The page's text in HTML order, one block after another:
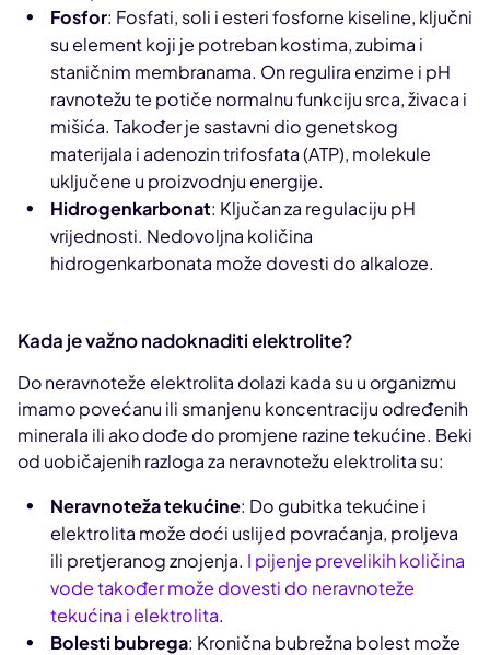
Fosfor: Fosfati, soli i esteri fosforne kiseline, ključni
su element koji je potreban kostima, zubima i
staničnim membranama. On regulira enzime i pH
ravnotežu te potiče normalnu funkciju srca, živaca i
mišića. Također je sastavni dio genetskog
materijala i adenozin trifosfata (ATP), molekule
uključene u proizvodnju energije.
Hidrogenkarbonat: Ključan za regulaciju pH
vrijednosti. Nedovoljna količina
hidrogenkarbonata može dovesti do alkaloze.
Kada je važno nadoknaditi elektrolite?
Do neravnoteže elektrolita dolazi kada su u organizmu
imamo povećanu ili smanjenu koncentraciju određenih
minerala ili ako dođe do promjene razine tekućine. Beki
od uobičajenih razloga za neravnotežu elektrolita su:
Neravnoteža tekućine: Do gubitka tekućine i
elektrolita može doći uslijed povraćanja, proljeva
ili pretjeranog znojenja. I pijenje prevelikih količina
vode također može dovesti do neravnoteže
tekućina i elektrolita.
Bolesti bubrega: Kronična bubrežna bolest može